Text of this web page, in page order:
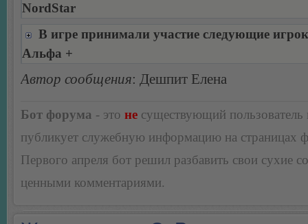
NordStar
В игре принимали участие следующие
Альфа +
Автор сообщения: Дешпит Елена
Бот форума - это не существующий пользователь
публикует служебную информацию на страницах
Первого апреля бот решил разбавить свои сухие
ценными комментариями.